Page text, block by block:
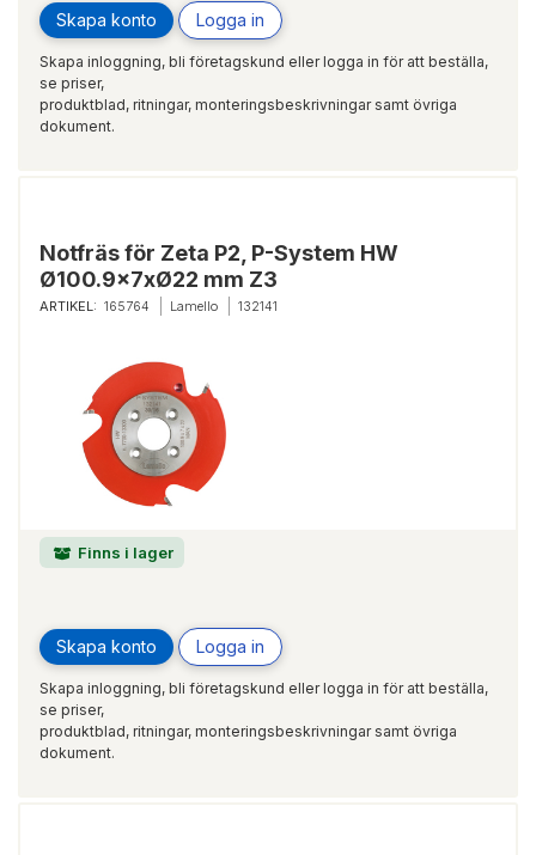
Skapa konto Logga in
Skapa inloggning, bli företagskund eller logga in för att beställa,
se priser,
produktblad, ritningar, monteringsbeskrivningar samt övriga
dokument.
Notfräs för Zeta P2, P-System HW
Ø100.9x7xØ22 mm Z3
ARTIKEL: 165764 Lamello 132141
Finns i lager
Skapa konto Logga in
Skapa inloggning, bli företagskund eller logga in för att beställa,
se priser,
produktblad, ritningar, monteringsbeskrivningar samt övriga
dokument.